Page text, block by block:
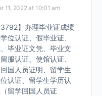
11, 2022 at 10:01 am
】办理毕业证成绩
位认证、假毕业证、
毕业证文凭、毕业文
服认证、使馆认证、
国人员证明、留学生
认证、留学生学历认
留学回国人员证